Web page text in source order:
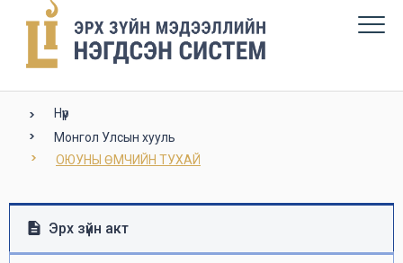
Нүүр
Монгол Улсын хууль
ОЮУНЫ ӨМЧИЙН ТУХАЙ
Эрх зүйн акт